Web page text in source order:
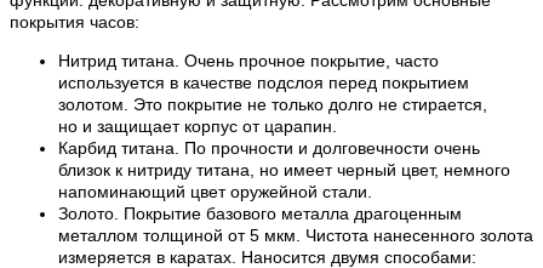
покрытия часов:
Нитрид титана. Очень прочное покрытие, часто
используется в качестве подслоя перед покрытием
золотом. Это покрытие не только долго не стирается,
но и защищает корпус от царапин.
Карбид титана. По прочности и долговечности очень
близок к нитриду титана, но имеет черный цвет, немного
напоминающий цвет оружейной стали.
Золото. Покрытие базового металла драгоценным
металлом толщиной от 5 мкм. Чистота нанесенного золота
измеряется в каратах. Наносится двумя способами: